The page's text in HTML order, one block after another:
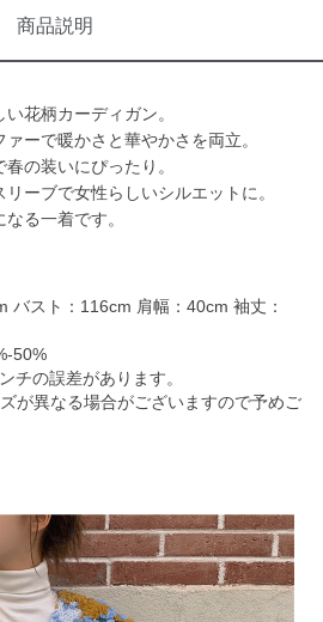
商品説明
花柄カーディガン。
ーで暖かさと華やかさを両立。
の装いにぴったり。
ーブで女性らしいシルエットに。
る一着です。
バスト：116cm 肩幅：40cm 袖丈：
50%
チの誤差があります。
が異なる場合がございますので予めご